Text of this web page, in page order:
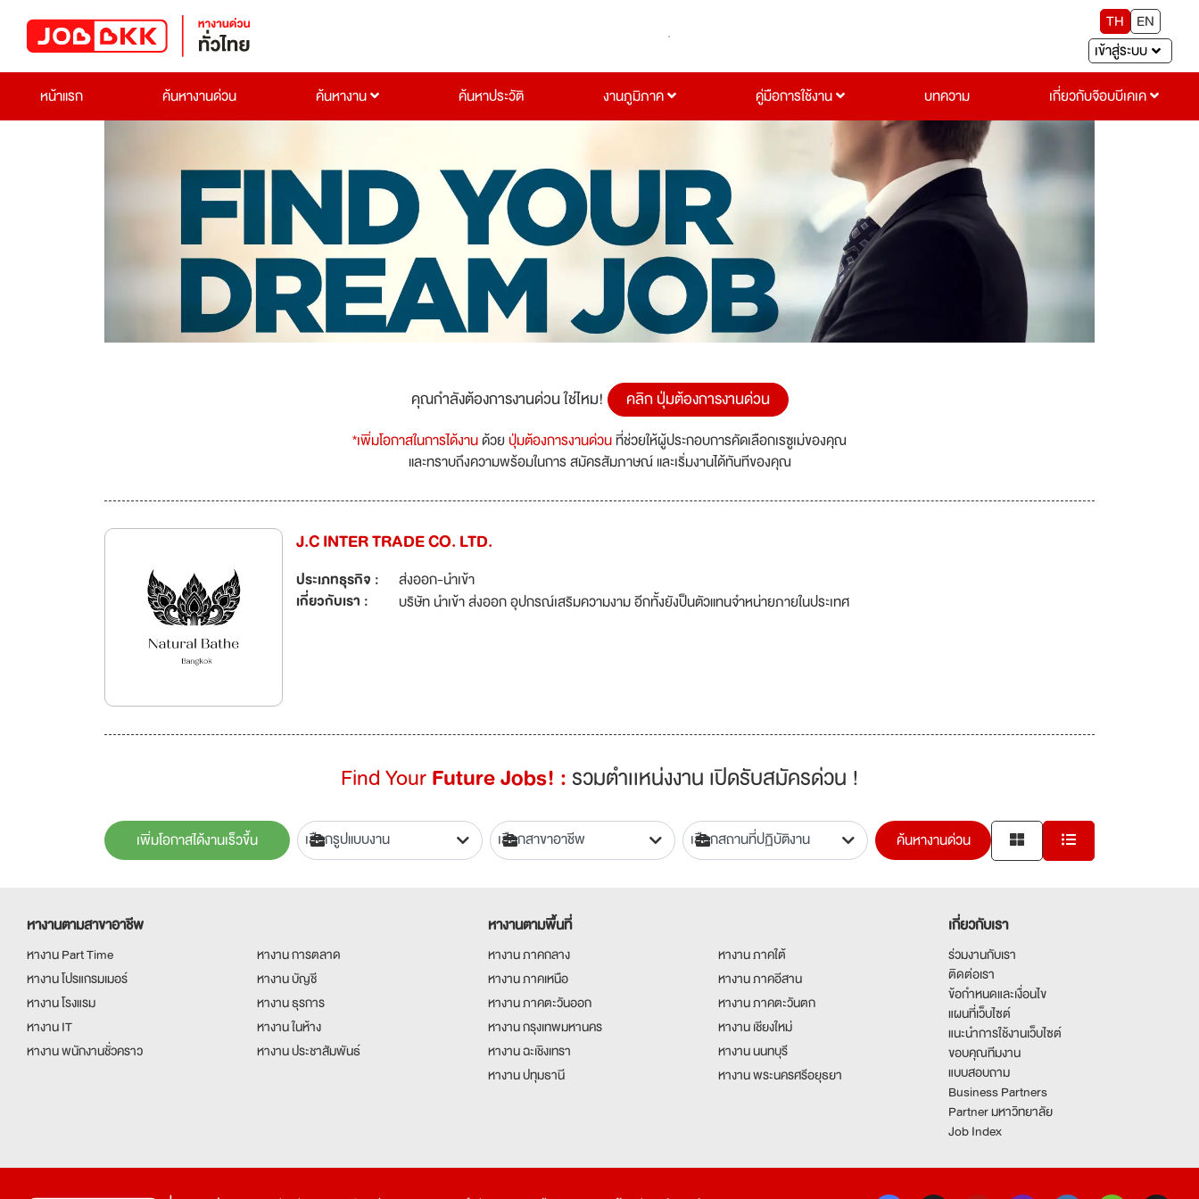
TH
EN
เข้าสู่ระบบ
หน้าแรก
ค้นหางานด่วน ค้นหางาน ค้นหาประวัติ งานภูมิภาค คู่มือการใช้งาน บทความ เกี่ยวกับจ๊อบบีเคเค
คุณกำลังต้องการงานด่วน ใช่ไหม! คลิก ปุ่มต้องการงานด่วน
*เพิ่มโอกาสในการได้งานด้วยปุ่มต้องการงานด่วนที่ช่วยให้ผู้ประกอบการคัดเลือกเรซูเม่ของคุณ
และทราบถึงความพร้อมในการ สมัครสัมภาษณ์ และเริ่มงานได้ทันทีของคุณ
J.C INTER TRADE CO. LTD.
ประเภทธุรกิจ :
ส่งออก-นำเข้า
เกี่ยวกับเรา :
บริษัท นำเข้า ส่งออก อุปกรณ์เสริมความงาม อีกทั้งยังป็นตัวแทนจำหน่ายภายในประเทศ
Find YourFuture Jobs! :รวมตำเเหน่งงาน เปิดรับสมัครด่วน !
เพิ่มโอกาสได้งานเร็วขึ้น ค้นหางานด่วน
หางานตามสาขาอาชีพ
หางาน Part Time
หางาน การตลาด
หางาน โปรแกรมเมอร์
หางาน บัญชี
หางาน โรงแรม
หางาน ธุรการ
หางาน IT
หางาน ในห้าง
หางาน พนักงานชั่วคราว
หางาน ประชาสัมพันธ์
หางานตามพื้นที่
หางาน ภาคกลาง
หางาน ภาคใต้
หางาน ภาคเหนือ
หางาน ภาคอีสาน
หางาน ภาคตะวันออก
หางาน ภาคตะวันตก
หางาน กรุงเทพมหานคร
หางาน เชียงใหม่
หางาน ฉะเชิงเทรา
หางาน นนทบุรี
หางาน ปทุมธานี
หางาน พระนครศรีอยุธยา
เกี่ยวกับเรา
ร่วมงานกับเรา
ติดต่อเรา
ข้อกำหนดและเงื่อนไข
แผนที่เว็บไซต์
แนะนำการใช้งานเว็บไซต์
ขอบคุณทีมงาน
แบบสอบถาม
Business Partners
Partner มหาวิทยาลัย
Job Index